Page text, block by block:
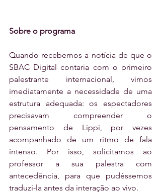
Sobre o programa
Quando recebemos a notícia de que o
SBAC Digital contaria com o primeiro
palestrante internacional, vimos
imediatamente a necessidade de uma
estrutura adequada: os espectadores
precisavam compreender o
pensamento de Lippi, por vezes
acompanhado de um ritmo de fala
intenso. Por isso, solicitamos ao
professor a sua palestra com
antecedência, para que pudéssemos
traduzi-la antes da interação ao vivo.